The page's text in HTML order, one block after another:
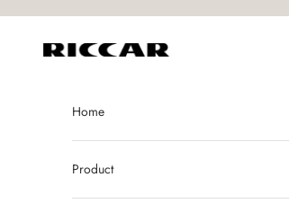
Riccar
Home
Product